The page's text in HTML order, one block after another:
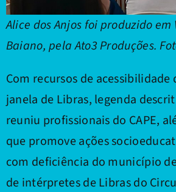
Alice dos Anjos foi produzido
Baiano, pela Ato3 Produções.
Com recursos de
janela de Libras, legenda
reuniu profissionais do CAPE,
que promove ações
com deficiência do município
de intérpretes de Libras do